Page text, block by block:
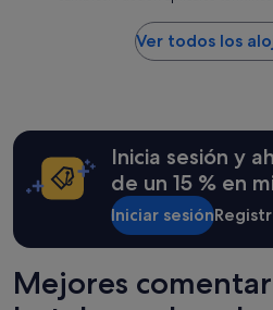
24 horas
estancia
1 noche
2 adultos.
Los
Ver todos los
Inicia sesión y
de un 15 % en
Iniciar sesión
Mejores